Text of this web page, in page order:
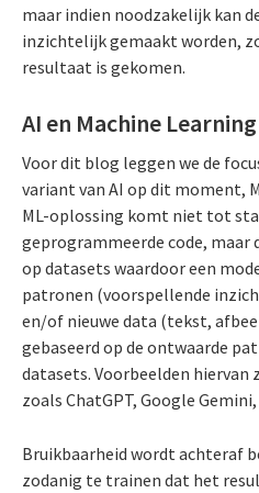
maar indien noodzakelijk kan
inzichtelijk gemaakt worden,
resultaat is gekomen.
AI en Machine Learning
Voor dit blog leggen we de
variant van AI op dit moment,
ML-oplossing komt niet tot
geprogrammeerde code,
op datasets waardoor een
patronen (voorspellende
en/of nieuwe data (tekst,
gebaseerd op de ontwaarde
datasets. Voorbeelden hiervan
zoals ChatGPT, Google
Bruikbaarheid wordt achteraf
zodanig te trainen dat het